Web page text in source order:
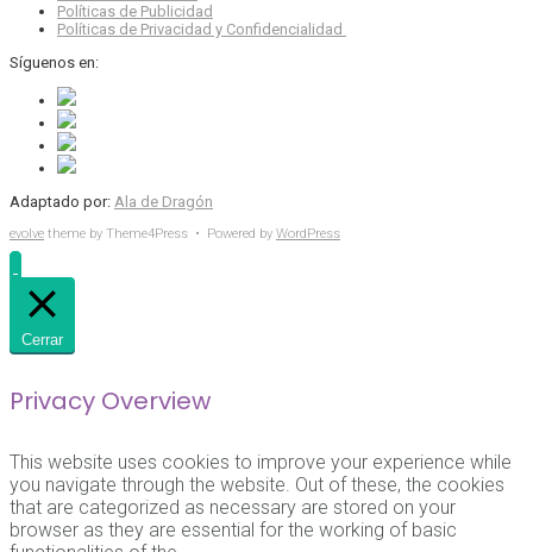
Políticas de Publicidad
Políticas de Privacidad y Confidencialidad
Síguenos en:
Adaptado por: Ala de Dragón
evolve theme by Theme4Press • Powered by WordPress
Cerrar
Privacy Overview
This website uses cookies to improve your experience while
you navigate through the website. Out of these, the cookies
that are categorized as necessary are stored on your
browser as they are essential for the working of basic